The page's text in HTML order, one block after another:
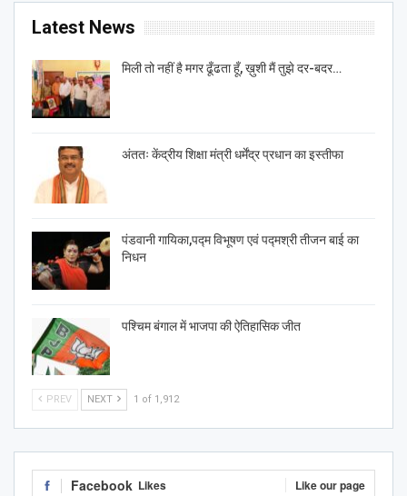
Latest News
मिली तो नहीं है मगर ढूँढता हूँ, ख़ुशी मैं तुझे दर-बदर…
अंततः केंद्रीय शिक्षा मंत्री धर्मेंद्र प्रधान का इस्तीफा
पंडवानी गायिका,पद्म विभूषण एवं पद्मश्री तीजन बाई का
निधन
पश्चिम बंगाल में भाजपा की ऐतिहासिक जीत
PREV NEXT 1 of 1,912
Facebook Likes Like our page